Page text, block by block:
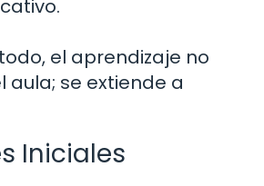
el aprendizaje no
aula; se extiende a
Iniciales